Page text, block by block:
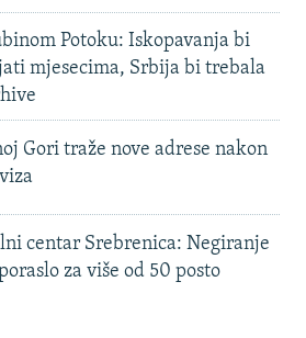
Potoku: Iskopavanja bi
mjesecima, Srbija bi trebala
Gori traže nove adrese nakon
centar Srebrenica: Negiranje
za više od 50 posto